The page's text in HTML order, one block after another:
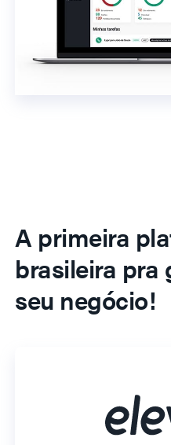
A primeira
brasileira pra
seu negócio!